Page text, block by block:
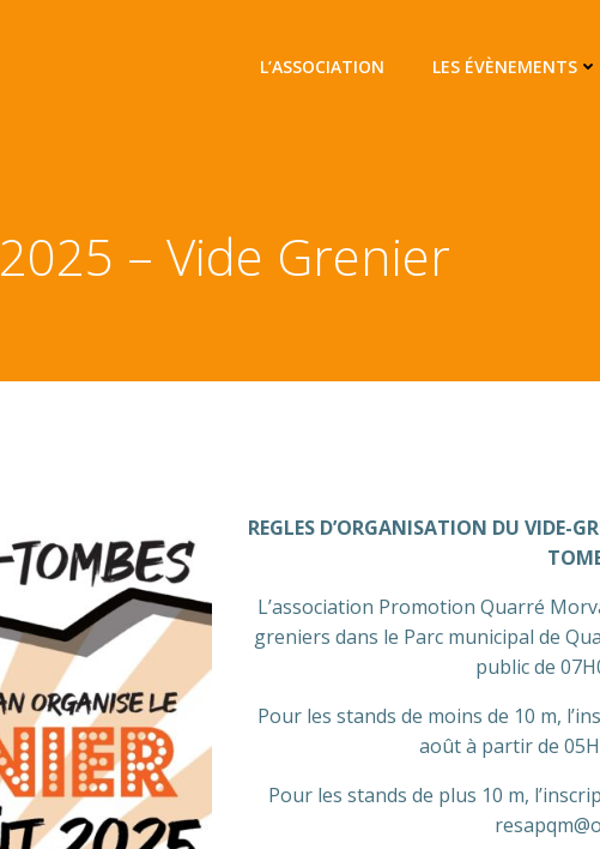
L’ASSOCIATION LES ÉVÈNEMENTS
2025 – Vide Grenier
REGLES D’ORGANISATION DU VIDE-
L’association Promotion Quarré
greniers dans le Parc municipal de
public de
Pour les stands de moins de 10 m,
août à partir de
Pour les stands de plus 10 m,